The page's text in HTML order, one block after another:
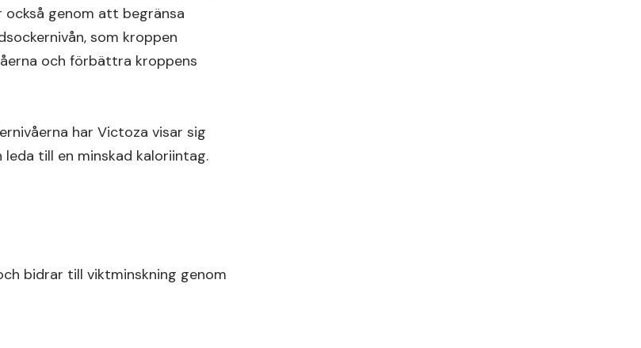
genom att begränsa
som kroppen
och förbättra kroppens
har Victoza visar sig
till en minskad kaloriintag.
bidrar till viktminskning genom